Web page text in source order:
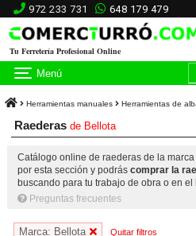
972 233 731 648 179 479
Tu Ferretería Profesional Online
Menú
Herramientas manuales Herramientas de
Raederasde Bellota
Catálogo online de raederas de la
por esta sección y podrás comprar la
buscando para tu trabajo de obra o en el
Preguntas frecuentes
Marca: Bellota Quitar filtros